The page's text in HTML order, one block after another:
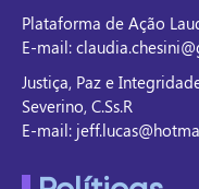
Plataforma de Ação
E-mail:
Justiça, Paz e
Severino, C.Ss.R
E-mail: